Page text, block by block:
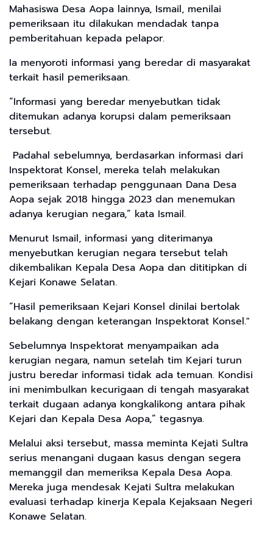
Mahasiswa Desa Aopa lainnya, Ismail, menilai
pemeriksaan itu dilakukan mendadak tanpa
pemberitahuan kepada pelapor.
Ia menyoroti informasi yang beredar di masyarakat
terkait hasil pemeriksaan.
“Informasi yang beredar menyebutkan tidak
ditemukan adanya korupsi dalam pemeriksaan
tersebut.
Padahal sebelumnya, berdasarkan informasi dari
Inspektorat Konsel, mereka telah melakukan
pemeriksaan terhadap penggunaan Dana Desa
Aopa sejak 2018 hingga 2023 dan menemukan
adanya kerugian negara,” kata Ismail.
Menurut Ismail, informasi yang diterimanya
menyebutkan kerugian negara tersebut telah
dikembalikan Kepala Desa Aopa dan dititipkan di
Kejari Konawe Selatan.
“Hasil pemeriksaan Kejari Konsel dinilai bertolak
belakang dengan keterangan Inspektorat Konsel."
Sebelumnya Inspektorat menyampaikan ada
kerugian negara, namun setelah tim Kejari turun
justru beredar informasi tidak ada temuan. Kondisi
ini menimbulkan kecurigaan di tengah masyarakat
terkait dugaan adanya kongkalikong antara pihak
Kejari dan Kepala Desa Aopa,” tegasnya.
Melalui aksi tersebut, massa meminta Kejati Sultra
serius menangani dugaan kasus dengan segera
memanggil dan memeriksa Kepala Desa Aopa.
Mereka juga mendesak Kejati Sultra melakukan
evaluasi terhadap kinerja Kepala Kejaksaan Negeri
Konawe Selatan.